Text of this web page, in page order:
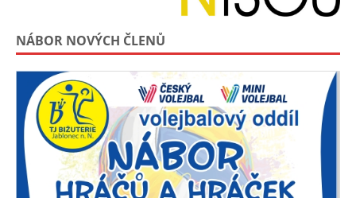
NÁBOR NOVÝCH ČLENŮ